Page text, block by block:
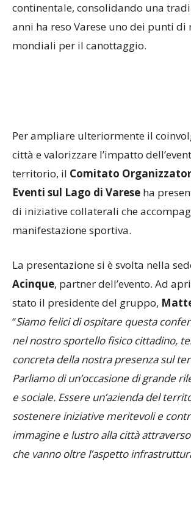
continentale, consolidando una
anni ha reso Varese uno dei punti
mondiali per il canottaggio.
città e valorizzare l’impatto
territorio, ilComitato
Eventi sul Lago di Vareseha
di iniziative collaterali che
manifestazione sportiva.
Acinque, partner dell’evento. Ad
stato il presidente del gruppo,
“Siamo felici di ospitare questa
nel nostro sportello fisico cittadino,
concreta della nostra presenza sul
Parliamo di un’occasione di grande
e sociale. Essere un’azienda del
sostenere iniziative meritevoli e
immagine e lustro alla città
che vanno oltre l’aspetto